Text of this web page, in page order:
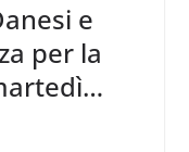
e
per la